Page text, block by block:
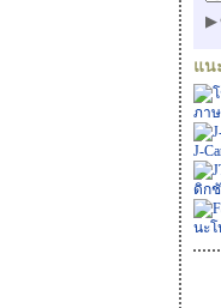
▶
แน
ภา
J-
ดิก
นะโ